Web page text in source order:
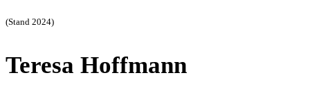
(Stand 2024)
Teresa Hoffmann